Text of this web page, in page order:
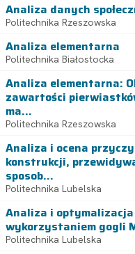
Analiza danych
Politechnika Rzeszowska
Analiza elementarna
Politechnika Białostocka
Analiza elementarna:
zawartości
ma...
Politechnika Rzeszowska
Analiza i ocena
konstrukcji,
sposob...
Politechnika Lubelska
Analiza i
wykorzystaniem gogli
Politechnika Lubelska